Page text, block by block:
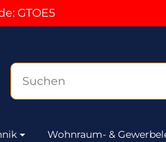
GTOE5
Wohnraum- &